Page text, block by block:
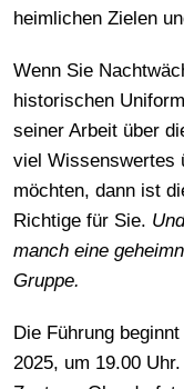
heimlichen Zielen
Wenn Sie
historischen
seiner Arbeit über
viel Wissenswertes
möchten, dann ist
Richtige für Sie.
manch eine
Gruppe.
Die Führung
2025, um 19.00